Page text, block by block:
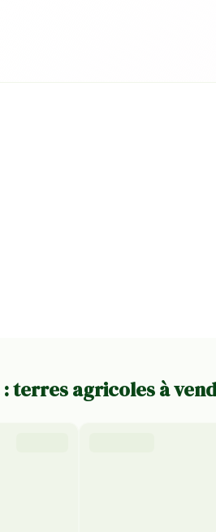
terres agricoles à